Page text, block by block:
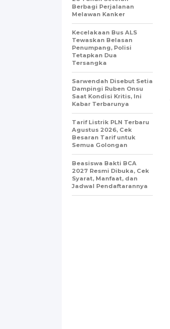
Berbagi Perjalanan
Melawan Kanker
Kecelakaan Bus ALS
Tewaskan Belasan
Penumpang, Polisi
Tetapkan Dua
Tersangka
Sarwendah Disebut Setia
Dampingi Ruben Onsu
Saat Kondisi Kritis, Ini
Kabar Terbarunya
Tarif Listrik PLN Terbaru
Agustus 2026, Cek
Besaran Tarif untuk
Semua Golongan
Beasiswa Bakti BCA
2027 Resmi Dibuka, Cek
Syarat, Manfaat, dan
Jadwal Pendaftarannya